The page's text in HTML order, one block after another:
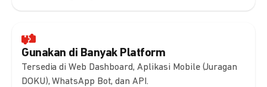
Gunakan di Banyak Platform
Tersedia di Web Dashboard, Aplikasi Mobile (Juragan
DOKU), WhatsApp Bot, dan API.